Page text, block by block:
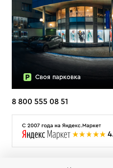
Своя парковка
8 800 555 08 51